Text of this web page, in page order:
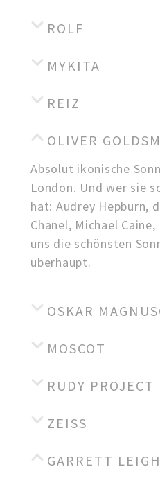
ROLF
MYKITA
REIZ
OLIVER
Absolut ikonische
London. Und wer sie
hat: Audrey Hepburn,
Chanel, Michael
uns die schönsten
überhaupt.
OSKAR
MOSCOT
RUDY PROJECT
ZEISS
GARRETT